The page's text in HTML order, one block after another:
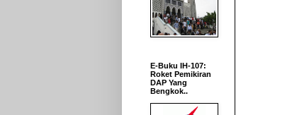
E-Buku IH-107:
Roket Pemikiran
DAP Yang
Bengkok..